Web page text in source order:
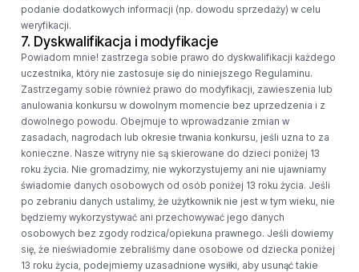
podanie dodatkowych informacji (np. dowodu sprzedaży) w celu
weryfikacji.
7. Dyskwalifikacja i modyfikacje
Powiadom mnie! zastrzega sobie prawo do dyskwalifikacji każdego
uczestnika, który nie zastosuje się do niniejszego Regulaminu.
Zastrzegamy sobie również prawo do modyfikacji, zawieszenia lub
anulowania konkursu w dowolnym momencie bez uprzedzenia i z
dowolnego powodu. Obejmuje to wprowadzanie zmian w
zasadach, nagrodach lub okresie trwania konkursu, jeśli uzna to za
konieczne. Nasze witryny nie są skierowane do dzieci poniżej 13
roku życia. Nie gromadzimy, nie wykorzystujemy ani nie ujawniamy
świadomie danych osobowych od osób poniżej 13 roku życia. Jeśli
po zebraniu danych ustalimy, że użytkownik nie jest w tym wieku, nie
będziemy wykorzystywać ani przechowywać jego danych
osobowych bez zgody rodzica/opiekuna prawnego. Jeśli dowiemy
się, że nieświadomie zebraliśmy dane osobowe od dziecka poniżej
13 roku życia, podejmiemy uzasadnione wysiłki, aby usunąć takie